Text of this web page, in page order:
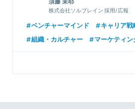
手掛けるビジネスディベロップメント
た、社内の広告運用の第一人者として
Google Partner、ヤフー株式会社からは
告運用パートナー）の認定に大きく貢献。
株式会社ソルブレイン 採用/広報
ソルブレイン新卒一期生。Webデザイ
採用及び一人目広報に加え、新規事業
ベンチャーマインド
キャリア戦
組織・カルチャー
マーケティン